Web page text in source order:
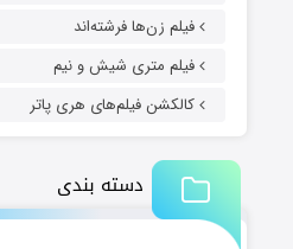
فیلم زن‌ها فرشته‌اند
فیلم متری شیش و نیم
کالکشن فیلم‌های هری پاتر
دسته بندی